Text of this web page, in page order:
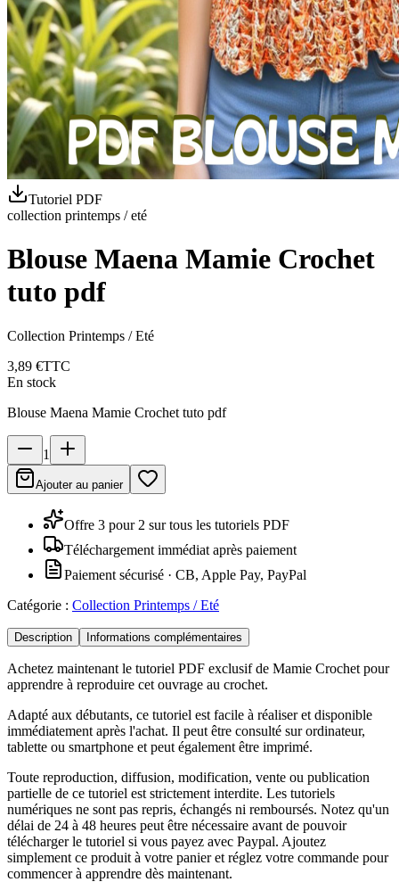
Tutoriel PDF
collection printemps / eté
Blouse Maena Mamie Crochet
tuto pdf
Collection Printemps / Eté
3,89 €TTC
En stock
Blouse Maena Mamie Crochet tuto pdf
1
Ajouter au panier
Offre 3 pour 2 sur tous les tutoriels PDF
Téléchargement immédiat après paiement
Paiement sécurisé · CB, Apple Pay, PayPal
Catégorie : Collection Printemps / Eté
Description Informations complémentaires
Achetez maintenant le tutoriel PDF exclusif de Mamie Crochet pour
apprendre à reproduire cet ouvrage au crochet.
Adapté aux débutants, ce tutoriel est facile à réaliser et disponible
immédiatement après l'achat. Il peut être consulté sur ordinateur,
tablette ou smartphone et peut également être imprimé.
Toute reproduction, diffusion, modification, vente ou publication
partielle de ce tutoriel est strictement interdite. Les tutoriels
numériques ne sont pas repris, échangés ni remboursés. Notez qu'un
délai de 24 à 48 heures peut être nécessaire avant de pouvoir
télécharger le tutoriel si vous payez avec Paypal. Ajoutez
simplement ce produit à votre panier et réglez votre commande pour
commencer à apprendre dès maintenant.